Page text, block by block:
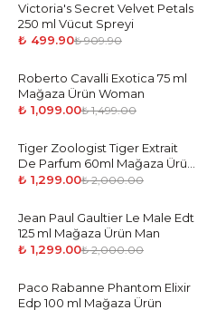
-45%
Victoria's Secret Velvet Petals
250 ml Vücut Spreyi
₺ 499.90₺ 909.90
-27%
Roberto Cavalli Exotica 75 ml
Mağaza Ürün Woman
₺ 1,099.00₺ 1,499.00
-35 %
Tiger Zoologist Tiger Extrait
De Parfum 60ml Mağaza Ürün
Unisex
₺ 1,299.00₺ 2,000.00
-35%
Jean Paul Gaultier Le Male Edt
125 ml Mağaza Ürün Man
₺ 1,299.00₺ 2,000.00
-27 %
Paco Rabanne Phantom Elixir
Edp 100 ml Mağaza Ürün